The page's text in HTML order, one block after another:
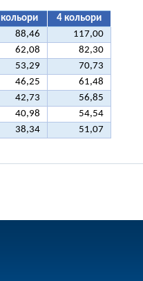
4 кольори
88,46
117,00
62,08
82,30
53,29
70,73
46,25
61,48
42,73
56,85
40,98
54,54
38,34 51,07